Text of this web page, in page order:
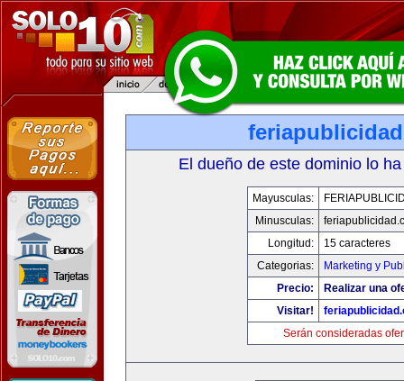
El dueño de este dominio lo
Mayusculas:
Minusculas:
Longitud:
15 caracteres
Categorias:
Marketing y
Precio:
Realizar una
Visitar!
Serán consideradas